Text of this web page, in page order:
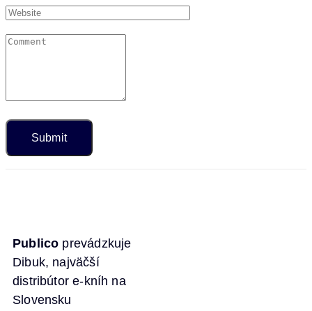
Publico prevádzkuje
Dibuk, najväčší
distribútor e-kníh na
Slovensku